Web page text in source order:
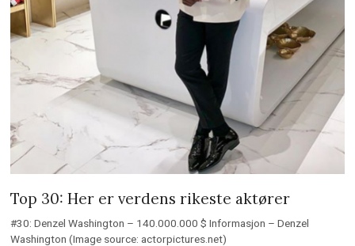
Top 30: Her er verdens rikeste aktører
#30: Denzel Washington – 140.000.000 $ Informasjon – Denzel
Washington (Image source: actorpictures.net)